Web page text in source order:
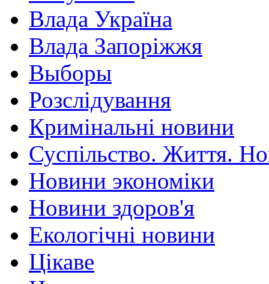
Влада Україна
Влада Запоріжжя
Выборы
Розслідування
Кримінальні новини
Суспільство. Життя.
Новини экономіки
Новини здоров'я
Екологічні новини
Цікаве